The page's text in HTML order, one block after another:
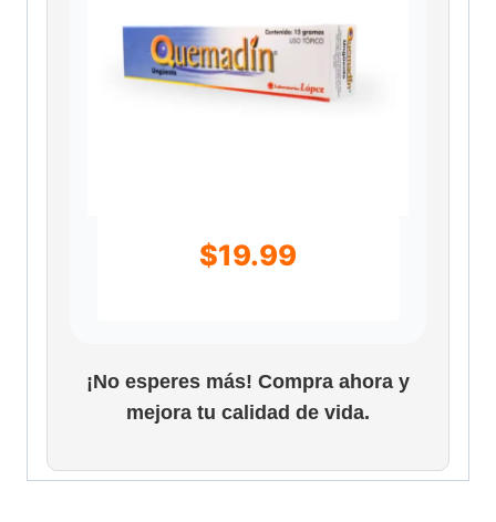
$19.99
¡No esperes más! Compra ahora y
mejora tu calidad de vida.